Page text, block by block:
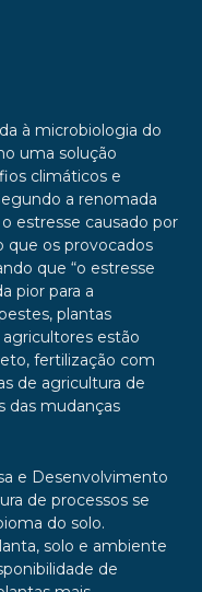
à microbiologia do
uma solução
climáticos e
a renomada
estresse causado por
que os provocados
que “o estresse
pior para a
plantas
agricultores estão
fertilização com
de agricultura de
das mudanças
e Desenvolvimento
de processos se
do solo.
solo e ambiente
de